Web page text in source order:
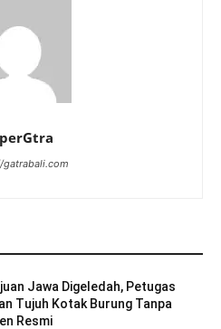
Jawa Digeledah, Petugas
Tujuh Kotak Burung Tanpa
Resmi